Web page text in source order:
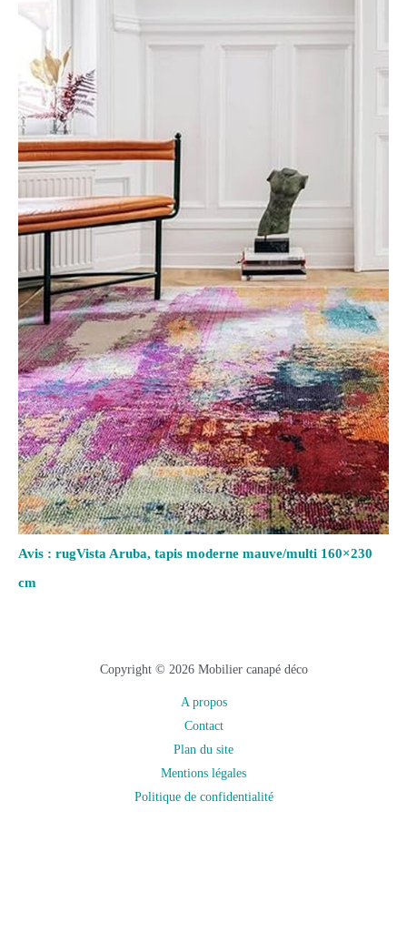
Avis : rugVista Aruba, tapis moderne mauve/multi 160×230
cm
Copyright © 2026 Mobilier canapé déco
A propos
Contact
Plan du site
Mentions légales
Politique de confidentialité